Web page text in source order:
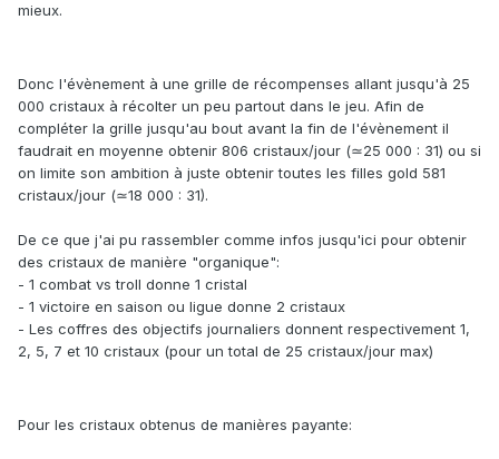
mieux.
Donc l'évènement à une grille de récompenses allant jusqu'à 25
000 cristaux à récolter un peu partout dans le jeu. Afin de
compléter la grille jusqu'au bout avant la fin de l'évènement il
faudrait en moyenne obtenir 806 cristaux/jour (≃25 000 : 31) ou si
on limite son ambition à juste obtenir toutes les filles gold 581
cristaux/jour (≃18 000 : 31).
De ce que j'ai pu rassembler comme infos jusqu'ici pour obtenir
des cristaux de manière "organique":
- 1 combat vs troll donne 1 cristal
- 1 victoire en saison ou ligue donne 2 cristaux
- Les coffres des objectifs journaliers donnent respectivement 1,
2, 5, 7 et 10 cristaux (pour un total de 25 cristaux/jour max)
Pour les cristaux obtenus de manières payante: